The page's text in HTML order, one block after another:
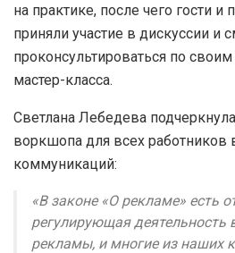
на практике, после чего гости и
приняли участие в дискуссии и
проконсультироваться по
мастер-класса.
Светлана Лебедева
воркшопа для всех
коммуникаций:
«В законе «О рекламе» есть
регулирующая деятельность
рекламы, и многие из наших